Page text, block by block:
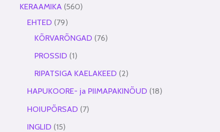
KERAAMIKA 560
EHTED 79
KÕRVARÕNGAD 76
PROSSID 1
RIPATSIGA KAELAKEED 2
HAPUKOORE- ja PIIMAPAKINÕUD 18
HOIUPÕRSAD 7
INGLID 15